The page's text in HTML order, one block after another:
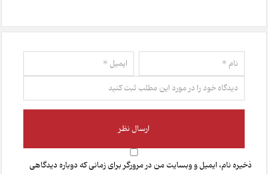
ذخیره نام، ایمیل و وبسایت من در مرورگر برای زمانی که دوباره دیدگاهی